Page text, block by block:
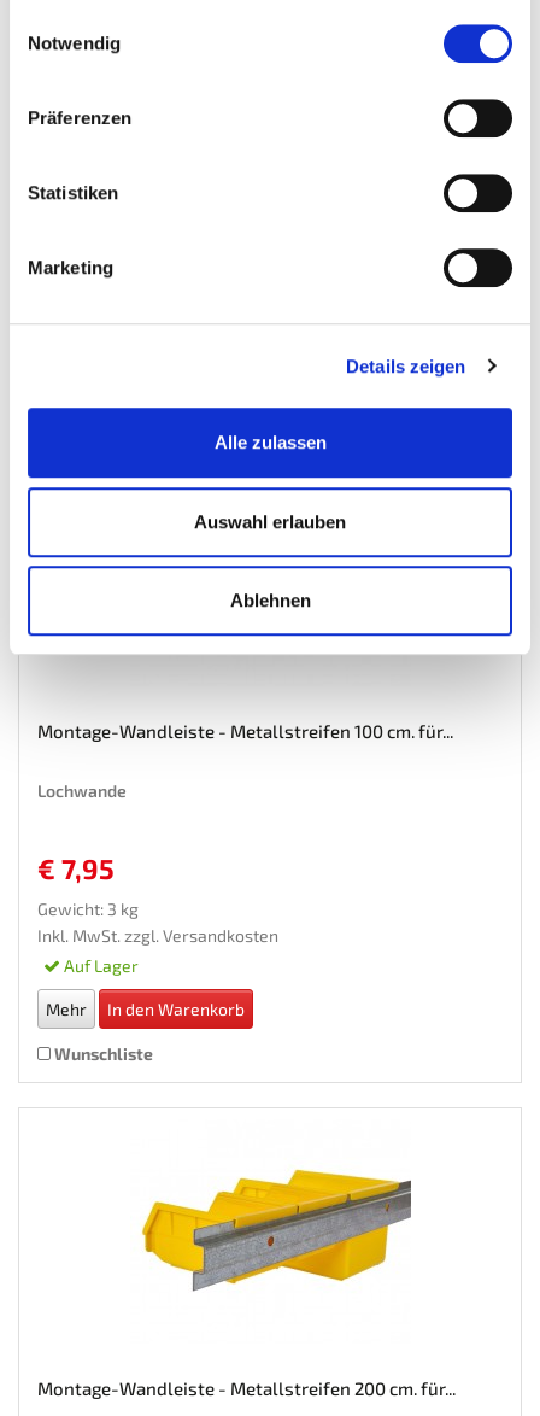
Notwendig
Präferenzen
Statistiken
Marketing
Details zeigen
Alle zulassen
Auswahl erlauben
Ablehnen
€ 5,95
Inkl. MwSt. zzgl.
Montage-Wandleiste - Metallstreifen 100 cm. für...
Lochwande
€ 7,95
Gewicht: 3 kg
Inkl. MwSt. zzgl. Versandkosten
Auf Lager
Mehr In den Warenkorb
Wunschliste
Montage-Wandleiste - Metallstreifen 200 cm. für...